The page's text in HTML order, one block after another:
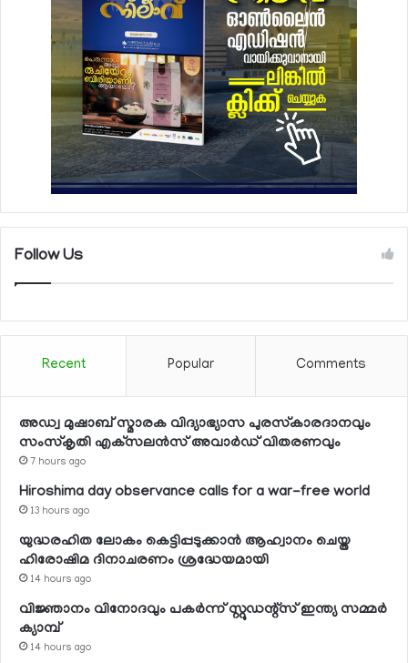
Follow Us
Recent Popular Comments
അഡ്വ മുഷാബ് സ്മാരക വിദ്യാഭ്യാസ പുരസ്‌കാരദാനവും
സംസ്‌കൃതി എക്‌സലന്‍സ് അവാര്‍ഡ് വിതരണവും
7 hours ago
Hiroshima day observance calls for a war-free world
13 hours ago
യുദ്ധരഹിത ലോകം കെട്ടിപ്പടുക്കാന്‍ ആഹ്വാനം ചെയ്ത
ഹിരോഷിമ ദിനാചരണം ശ്രദ്ധേയമായി
14 hours ago
വിജ്ഞാനം വിനോദവും പകര്‍ന്ന് സ്റ്റുഡന്റ്‌സ് ഇന്ത്യ സമ്മര്‍
ക്യാമ്പ്
14 hours ago